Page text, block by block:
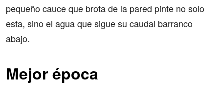
pequeño cauce que brota de la pared pinte no solo
esta, sino el agua que sigue su caudal barranco
abajo.
Mejor época